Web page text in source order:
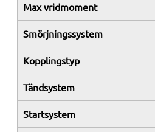
Max vridmoment
Smörjningssystem
Kopplingstyp
Tändsystem
Startsystem